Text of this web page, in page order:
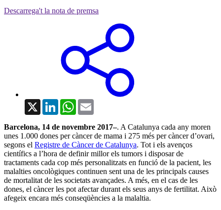
Descarrega't la nota de premsa
X LinkedInWhatsApp
Barcelona, 14 de novembre 2017–. A Catalunya cada any moren
unes 1.000 dones per càncer de mama i 275 més per càncer d’ovari,
segons el Registre de Càncer de Catalunya. Tot i els avenços
científics a l’hora de definir millor els tumors i disposar de
tractaments cada cop més personalitzats en funció de la pacient, les
malalties oncològiques continuen sent una de les principals causes
de mortalitat de les societats avançades. A més, en el cas de les
dones, el càncer les pot afectar durant els seus anys de fertilitat. Això
afegeix encara més conseqüències a la malaltia.